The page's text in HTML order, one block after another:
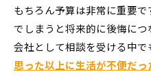
もちろん予算は非常に重要
でしまうと将来的に後悔に
会社として相談を受ける中で
思った以上に生活が不便だ